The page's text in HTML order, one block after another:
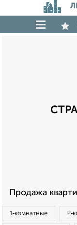
Продажа
1‑комнатные